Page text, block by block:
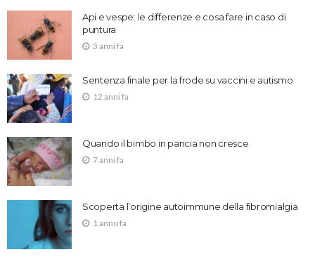
Api e vespe: le differenze e cosa fare in caso di
puntura
3 anni fa
Sentenza finale per la frode su vaccini e autismo
12 anni fa
Quando il bimbo in pancia non cresce
7 anni fa
Scoperta l’origine autoimmune della fibromialgia
1 anno fa